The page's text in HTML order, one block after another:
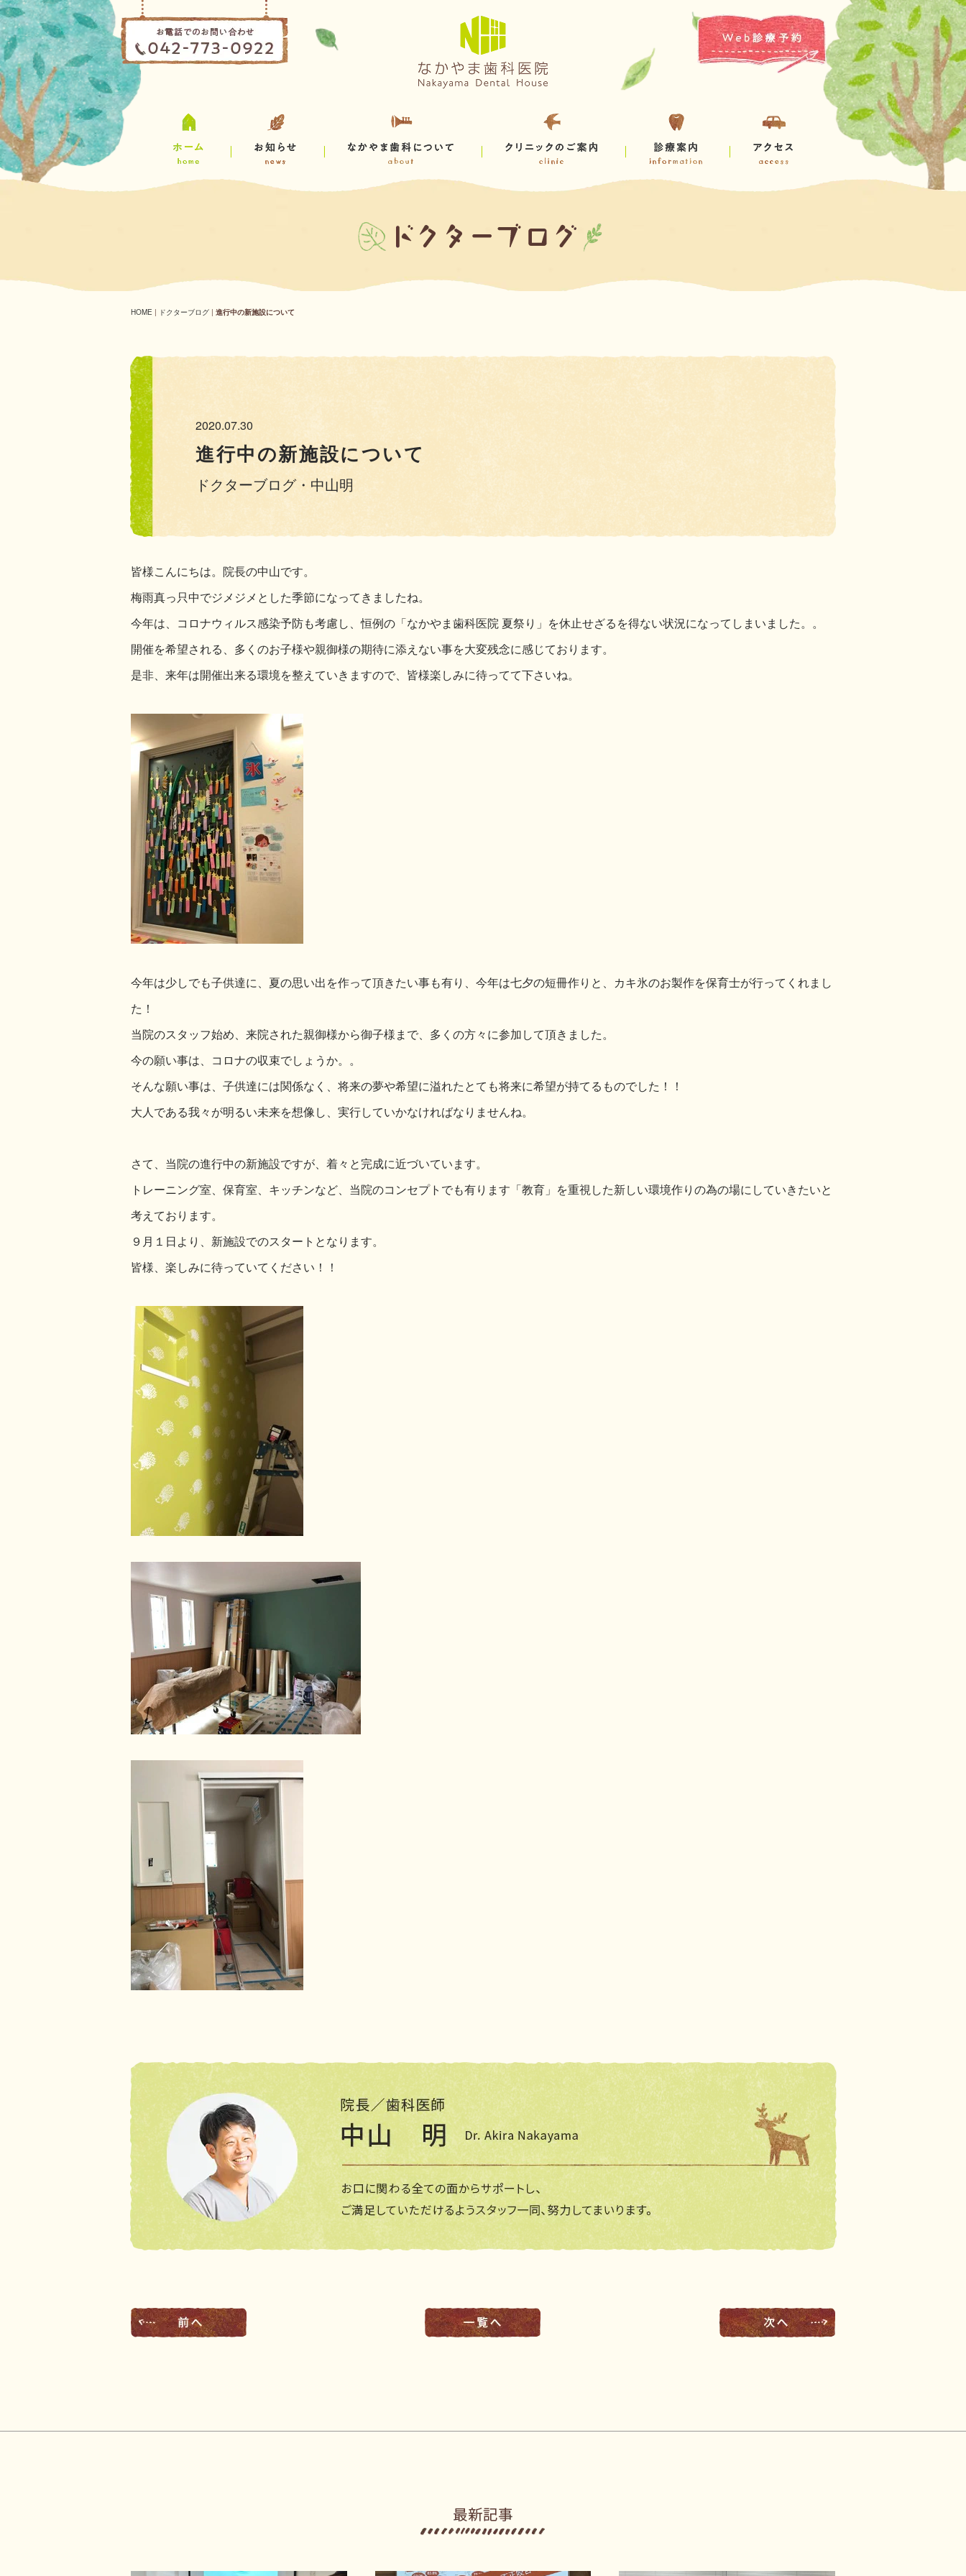
HOME | ドクターブログ | 進行中の新施設について
2020.07.30
進行中の新施設について
ドクターブログ・中山明
皆様こんにちは。院長の中山です。
梅雨真っ只中でジメジメとした季節になってきましたね。
今年は、コロナウィルス感染予防も考慮し、恒例の「なかやま歯科医院 夏祭り」を休止せざるを得ない状況になってしまいました。。
開催を希望される、多くのお子様や親御様の期待に添えない事を大変残念に感じております。
是非、来年は開催出来る環境を整えていきますので、皆様楽しみに待ってて下さいね。
今年は少しでも子供達に、夏の思い出を作って頂きたい事も有り、今年は七夕の短冊作りと、カキ氷のお製作を保育士が行ってくれまし
た！
当院のスタッフ始め、来院された親御様から御子様まで、多くの方々に参加して頂きました。
今の願い事は、コロナの収束でしょうか。。
そんな願い事は、子供達には関係なく、将来の夢や希望に溢れたとても将来に希望が持てるものでした！！
大人である我々が明るい未来を想像し、実行していかなければなりませんね。
さて、当院の進行中の新施設ですが、着々と完成に近づいています。
トレーニング室、保育室、キッチンなど、当院のコンセプトでも有ります「教育」を重視した新しい環境作りの為の場にしていきたいと
考えております。
９月１日より、新施設でのスタートとなります。
皆様、楽しみに待っていてください！！